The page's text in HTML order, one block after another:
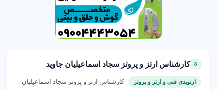
8 کارشناس ارتز و پروتز سجاد اسماعیلیان جاوید
ارتوپدی فنی و ارتز و پروتز
کارشناس ارتز و پروتز سجاد اسماعیلیان